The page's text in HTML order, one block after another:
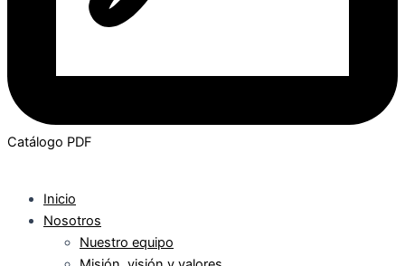
Catálogo PDF
Inicio
Nosotros
Nuestro equipo